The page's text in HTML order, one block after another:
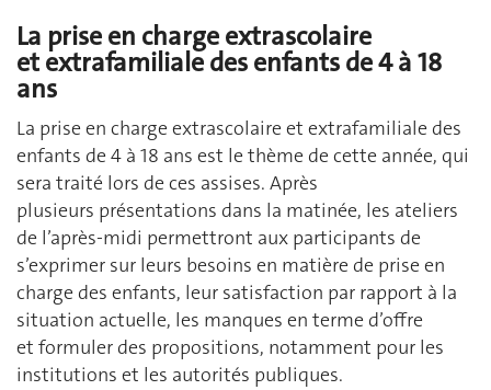
La prise en charge extrascolaire
et extrafamiliale des enfants de 4 à 18
ans
La prise en charge extrascolaire et extrafamiliale des
enfants de 4 à 18 ans est le thème de cette année, qui
sera traité lors de ces assises. Après
plusieurs présentations dans la matinée, les ateliers
de l’après-midi permettront aux participants de
s’exprimer sur leurs besoins en matière de prise en
charge des enfants, leur satisfaction par rapport à la
situation actuelle, les manques en terme d’offre
et formuler des propositions, notamment pour les
institutions et les autorités publiques.